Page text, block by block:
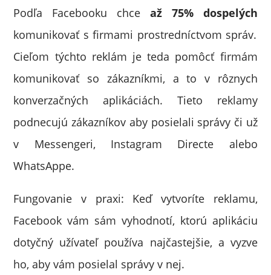
Podľa Facebooku chce až 75% dospelých
komunikovať s firmami prostredníctvom správ.
Cieľom týchto reklám je teda pomôcť firmám
komunikovať so zákazníkmi, a to v rôznych
konverzačných aplikáciách. Tieto reklamy
podnecujú zákazníkov aby posielali správy či už
v Messengeri, Instagram Directe alebo
WhatsAppe.
Fungovanie v praxi: Keď vytvoríte reklamu,
Facebook vám sám vyhodnotí, ktorú aplikáciu
dotyčný užívateľ používa najčastejšie, a vyzve
ho, aby vám posielal správy v nej.